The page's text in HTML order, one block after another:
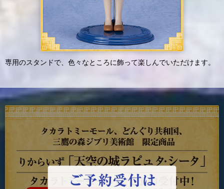
専用のスタンドで、色々なところに飾って楽しんでいただけます。